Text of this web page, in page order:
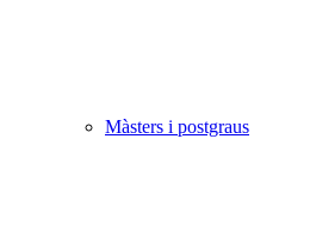
Màsters i postgraus